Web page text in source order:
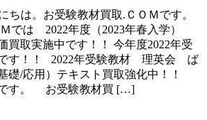
ちは。お受験教材買取.ＣＯＭです。
では 2022年度（2023年春入学）
買取実施中です！！ 今年度2022年受
す！！ 2022年受験教材 理英会 ば
礎/応用）テキスト買取強化中！！
す。 お受験教材買 […]